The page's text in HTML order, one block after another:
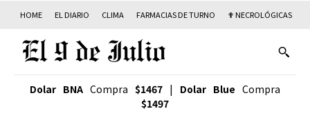
HOME EL DIARIO CLIMA FARMACIAS DE TURNO ✟ NECROLÓGICAS
Dolar BNA Compra $1467 | Dolar Blue Compra
$1497